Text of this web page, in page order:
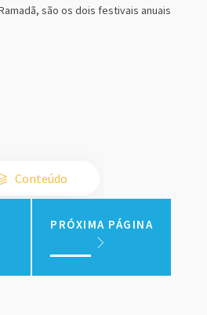
são os dois festivais anuais
Conteúdo
PRÓXIMA PÁGINA